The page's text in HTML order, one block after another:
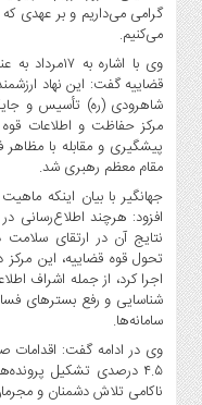
گرامی می‌داریم و بر عهدی که
می‌کنیم.
وی با اشاره
شاهرودی (ره) تأسیس و
مرکز حفاظت و اطلاعات
پیشگیری و مقابله با
مقام معظم رهبری شد.
جهانگیر با بیان اینکه
افزود: هرچند اطلاع‌رسانی
نتایج آن در ارتقای
تحول قوه قضاییه، این
اجرا کرد، از جمله اشراف
شناسایی و رفع بسترهای
سامانه‌ها.
وی در ادامه گفت: اقدامات
ناکامی تلاش دشمنان و